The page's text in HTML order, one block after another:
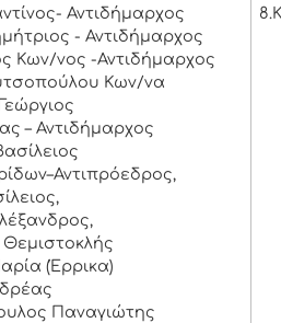
Αντιδήμαρχος
- Αντιδήμαρχος
Κων/νος -Αντιδήμαρχος
Κων/να
– Αντιδήμαρχος
Θεμιστοκλής
(Έρρικα)
Παναγιώτης